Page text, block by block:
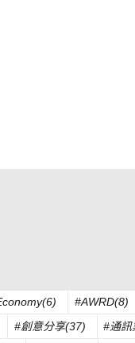
#AWRD(8)
#創意分享(37) #通訊